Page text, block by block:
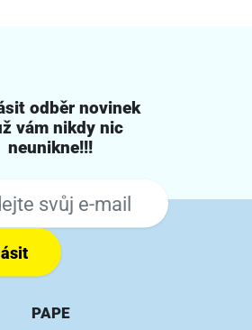
odběr novinek
vám nikdy nic
neunikne!!!
PAPE